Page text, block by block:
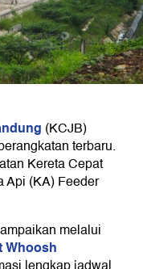
(KCJB)
terbaru.
Kereta Cepat
Api (KA) Feeder
melalui
Whoosh